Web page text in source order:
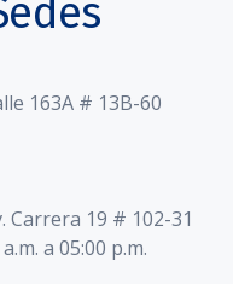
163A # 13B-60
Carrera 19 # 102-31
a 05:00 p.m.